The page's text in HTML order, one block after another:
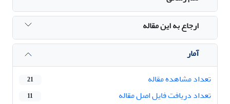
ارجاع به این مقاله
آمار
تعداد مشاهده مقاله
21
تعداد دریافت فایل اصل مقاله 11